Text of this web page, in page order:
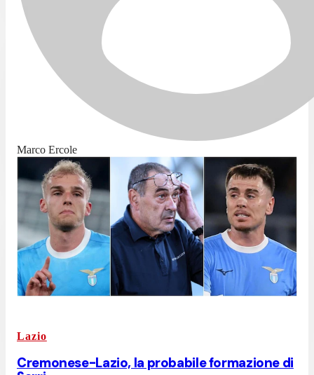
Marco Ercole
Lazio
Cremonese-Lazio, la probabile formazione di